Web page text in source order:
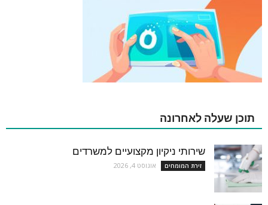
תוכן שעלה לאחרונה
שירותי ניקיון מקצועיים למשרדים
זירת המומחים אוגוסט 4, 2026